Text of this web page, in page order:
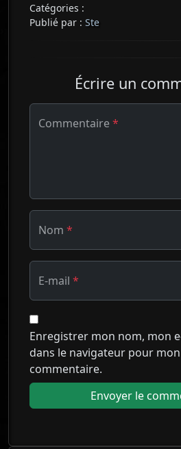
Catégories :
Publié par : Ste
Écrire un
Commentaire*
Nom *
E-mail *
Enregistrer mon nom, mon
dans le navigateur pour
commentaire.